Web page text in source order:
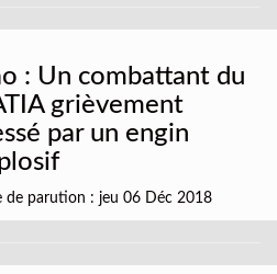
: Un combattant du
grièvement
par un engin
de parution : jeu 06 Déc 2018